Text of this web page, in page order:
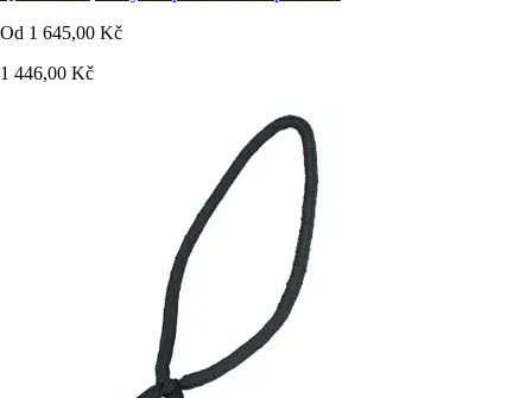
Od 1 645,00 Kč
1 446,00 Kč